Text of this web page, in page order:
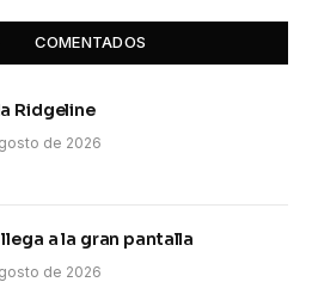
COMENTADOS
Ridgeline
de 2026
llega a la gran pantalla
de 2026